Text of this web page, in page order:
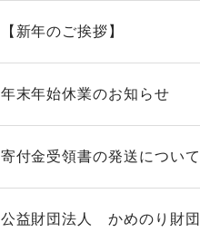
【新年のご挨拶】
年末年始休業のお知らせ
寄付金受領書の発送について
公益財団法人 かめのり財